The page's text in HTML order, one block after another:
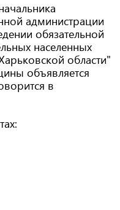
администрации
обязательной
населенных
области"
объявляется
в